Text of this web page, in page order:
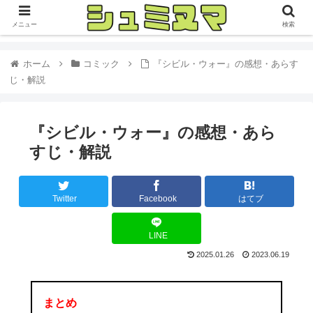
ホーム コミック
『シビル・ウォー』の感想・あらす
じ・解説
『シビル・ウォー』の感想・あら
すじ・解説
Twitter Facebook はてブ
LINE
2025.01.26 2023.06.19
まとめ
メニュー 検索